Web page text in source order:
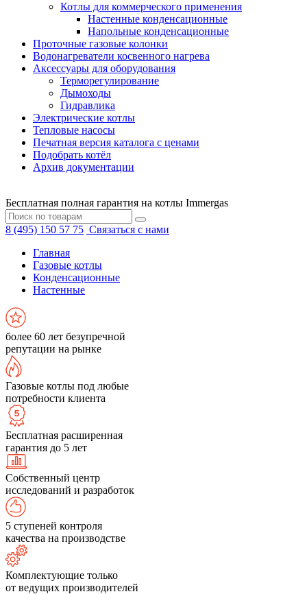
Котлы для коммерческого применения
Настенные конденсационные
Напольные конденсационные
Проточные газовые колонки
Водонагреватели косвенного нагрева
Аксессуары для оборудования
Терморегулирование
Дымоходы
Гидравлика
Электрические котлы
Тепловые насосы
Печатная версия каталога с ценами
Подобрать котёл
Архив документации
Бесплатная полная гарантия на котлы Immergas
8 (495) 150 57 75 Связаться с нами
Главная
Газовые котлы
Конденсационные
Настенные
более 60 лет безупречной
репутации на рынке
Газовые котлы под любые
потребности клиента
Бесплатная расширенная
гарантия до 5 лет
Собственный центр
исследований и разработок
5 ступеней контроля
качества на производстве
Комплектующие только
от ведущих производителей